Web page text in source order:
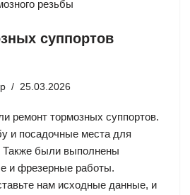
суппортов
25.03.2026
ремонт тормозных суппортов.
и посадочные места для
Также были выполнены
и фрезерные работы.
нам исходные данные, и